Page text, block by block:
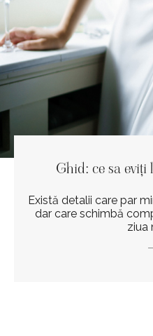
Ghid: ce sa
Există detalii care par
dar care schimbă
ziua